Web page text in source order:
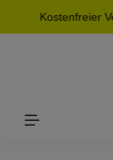
springen
Kostenfreier